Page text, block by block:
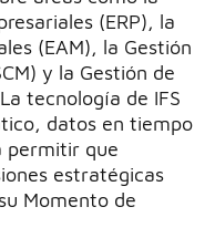
(ERP), la
(EAM), la Gestión
y la Gestión de
tecnología de IFS
datos en tiempo
permitir que
estratégicas
Momento de